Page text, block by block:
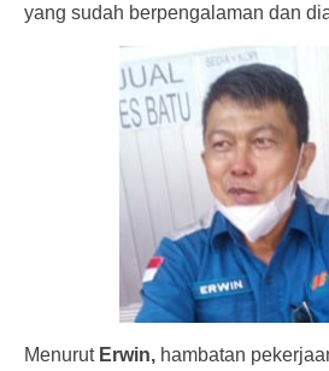
yang sudah berpengalaman dan
Menurut Erwin, hambatan